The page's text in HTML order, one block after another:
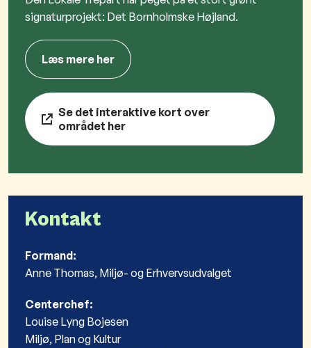
signaturprojekt: Det Bornholmske Højland.
Læs mere her
Se det interaktive kort over
området her
Kontakt
Formand:
Anne Thomas, Miljø- og Erhvervsudvalget
Centerchef:
Louise Lyng Bojesen
Miljø, Plan og Kultur